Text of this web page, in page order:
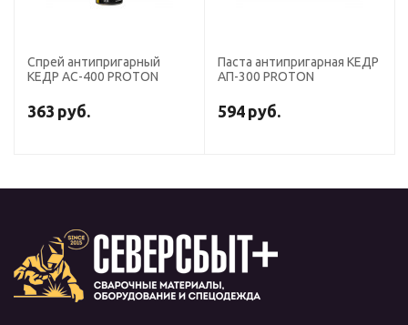
Спрей антипригарный
КЕДР АС-400 PROTON
363 руб.
Паста антипригарная КЕДР
АП-300 PROTON
594 руб.